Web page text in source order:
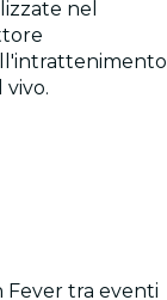
nel
vivo.
Fever tra eventi